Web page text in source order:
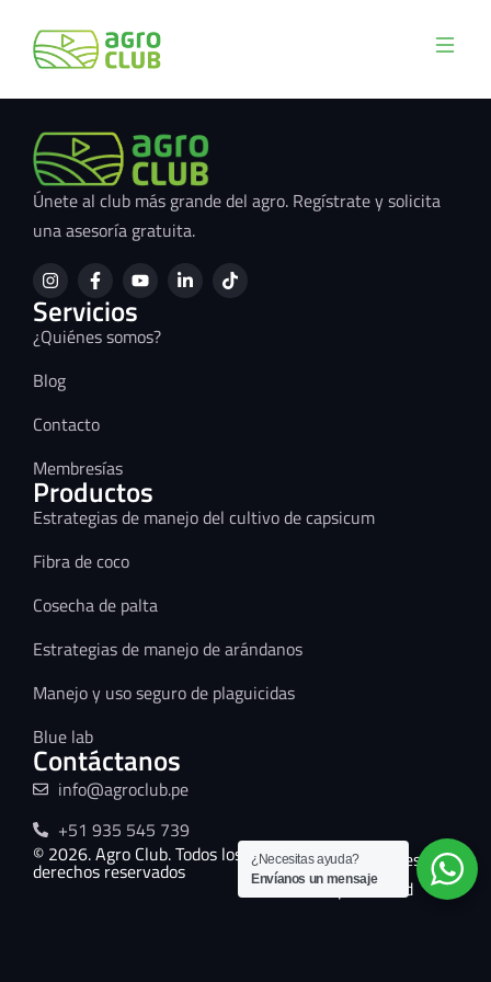
Únete al club más grande del agro. Regístrate y solicita
una asesoría gratuita.
Servicios
¿Quiénes somos?
Blog
Contacto
Membresías
Productos
Estrategias de manejo del cultivo de capsicum
Fibra de coco
Cosecha de palta
Estrategias de manejo de arándanos
Manejo y uso seguro de plaguicidas
Blue lab
Contáctanos
info@agroclub.pe
+51 935 545 739
© 2026. Agro Club. Todos los
derechos reservados
Términos y condiciones
Políticas de privacidad
¿Necesitas ayuda?
Envíanos un mensaje